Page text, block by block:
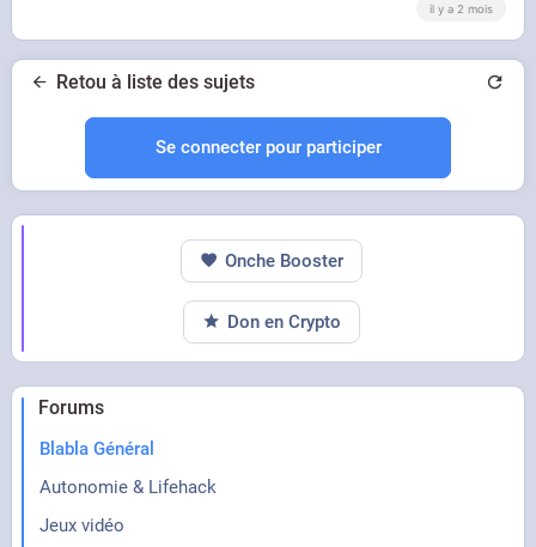
. AMAZON m'a remboursé
intégralement mon Nothing, ils sont adorables
(j'avais fait des carabistouilles en le prenant
dans mon bain)
il y a 2 mois
Retou à liste des sujets
Se connecter pour participer
Forums
Blabla Général
Autonomie & Lifehack
Jeux vidéo
Onche Booster
Don en Crypto